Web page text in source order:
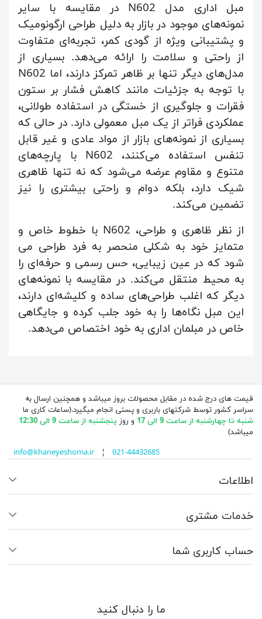
مبل اداری مدل N602 در مقایسه با سایر
نمونه‌های موجود در بازار به دلیل طراحی ارگونومیک
و پشتیبانی ویژه از گودی کمر، تجربه‌ای متفاوت
از راحتی و سلامت را ارائه می‌دهد. بسیاری از
مدل‌های دیگر تنها بر ظاهر تمرکز دارند، اما N602
با توجه به جزئیات مانند کاهش فشار بر ستون
فقرات و جلوگیری از خستگی در استفاده طولانی،
عملکردی فراتر از یک مبل معمولی دارد. در حالی که
بسیاری از نمونه‌های بازار از مواد عادی و غیر قابل
تنفس استفاده می‌کنند، N602 با پارچه‌های
متنوع و مقاوم عرضه می‌شود که نه تنها ظاهری
شیک دارد، بلکه دوام و راحتی بیشتری را نیز
تضمین می‌کند.
از نظر ظاهری و طراحی، N602 با خطوط خاص و
متمایز خود به شکلی منحصر به فرد طراحی می
شود که در عین زیبایی، حس رسمی و حرفه‌ای را
به محیط منتقل می‌کند. در مقایسه با نمونه‌های
دیگر که اغلب طراحی‌های ساده و کلیشه‌ای دارند،
این مبل نگاه‌ها را به خود جلب کرده و جایگاهی
خاص در مبلمان اداری به خود اختصاص می‌دهد.
قیمت های درج شده در مقابل محصولات بروز میباشد و همچنین ارسال به
سراسر کشور توسط شرکتهای باربری و پستی انجام میگیرد.(ساعات کاری ما
شنبه تا چهارشنبه از ساعت 9 الی 17
و روز پنجشنبه از ساعت 9 الی 12:30
میباشد)
info@khaneyeshoma.ir¦ 021-44432685
اطلاعات
خدمات مشتری
حساب کاربری شما
ما را دنبال کنید